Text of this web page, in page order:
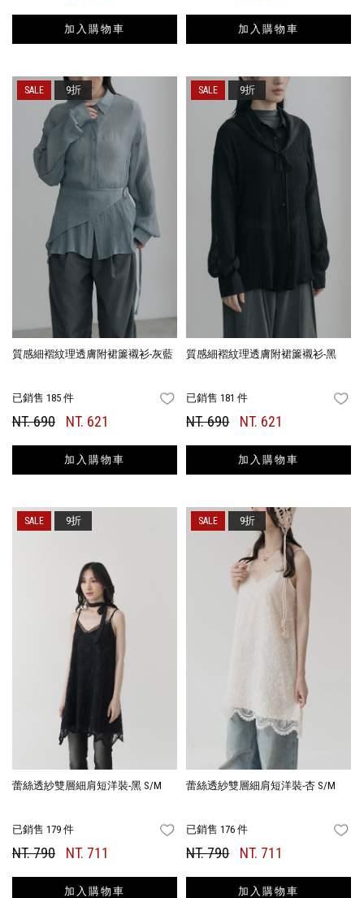
加入購物車 加入購物車
質感細褶紋理透膚附裙簾襯衫-灰藍
已銷售 185 件 FAVORITES
NT. 690 NT. 621
加入購物車
9折
質感細褶紋理透膚附裙簾襯衫-黑
已銷售 181 件
NT. 690 NT. 621
加入購物車
9折
蕾絲透紗雙層細肩短洋裝-黑 S/M
已銷售 179 件 FAVORITES
NT. 790 NT. 711
加入購物車
9折
蕾絲透紗雙層細肩短洋裝-杏 S/M
已銷售 176 件
NT. 790 NT. 711
加入購物車
9折